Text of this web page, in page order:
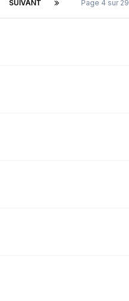
SUIVANT Page 4 sur 29